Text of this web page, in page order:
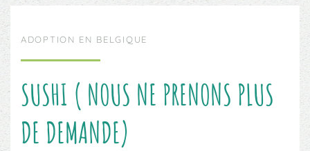
ADOPTION EN BELGIQUE
SUSHI ( NOUS NE PRENONS PLUS
DE DEMANDE)